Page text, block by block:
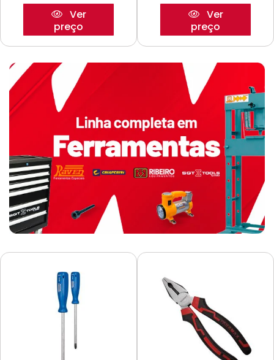
Ver
preço
Ver
preço